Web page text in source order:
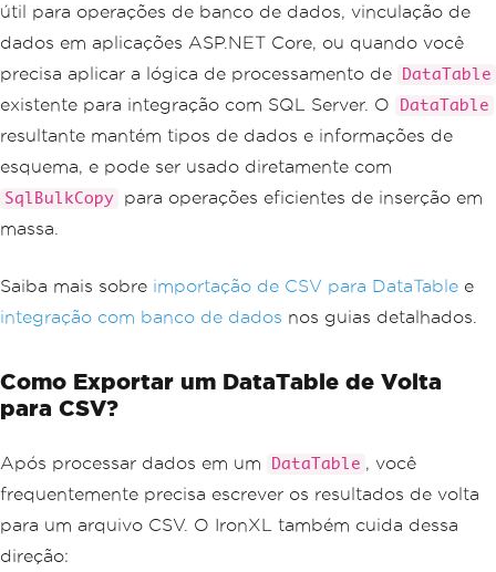
útil para operações de banco de dados, vinculação de
dados em aplicações ASP.NET Core, ou quando você
precisa aplicar a lógica de processamento de
DataTable
existente para integração com SQL Server. O DataTable
resultante mantém tipos de dados e informações de
esquema, e pode ser usado diretamente com
SqlBulkCopy
para operações eficientes de inserção em
massa.
Saiba mais sobre importação de CSV para DataTable e
integração com banco de dados nos guias detalhados.
Como Exportar um DataTable de Volta
para CSV?
Após processar dados em um DataTable , você
frequentemente precisa escrever os resultados de volta
para um arquivo CSV. O IronXL também cuida dessa
direção: